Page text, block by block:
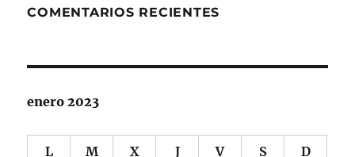
COMENTARIOS RECIENTES
enero 2023
L M X J V S D